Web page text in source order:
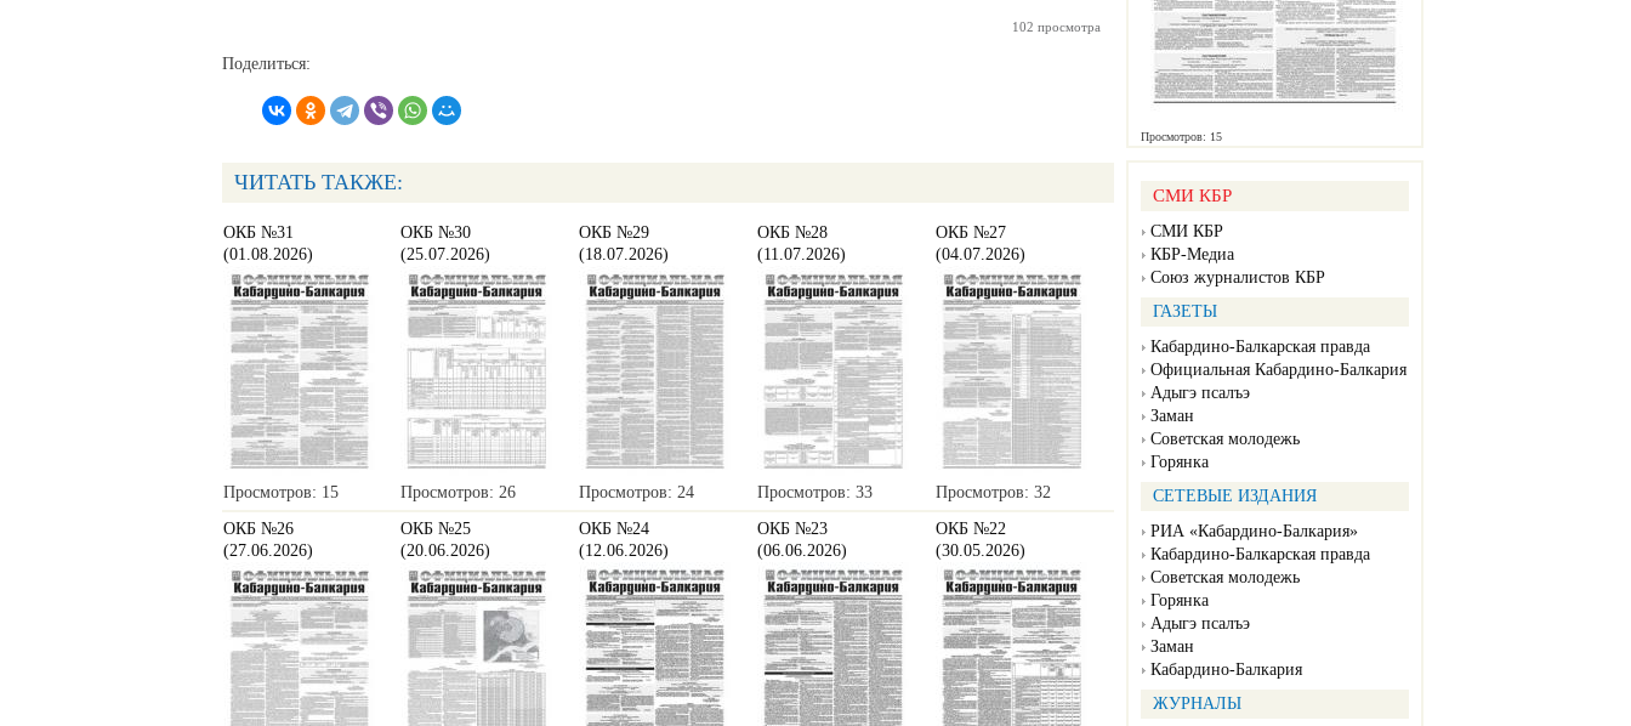
Просмотров: 15
СМИ КБР
СМИ КБР
КБР-Медиа
Союз журналистов КБР
ГАЗЕТЫ
Кабардино-Балкарская правда
Официальная Кабардино-Балкария
Адыгэ псалъэ
Заман
Советская молодежь
Горянка
СЕТЕВЫЕ ИЗДАНИЯ
РИА «Кабардино-Балкария»
Кабардино-Балкарская правда
Советская молодежь
Горянка
Адыгэ псалъэ
Заман
Кабардино-Балкария
ЖУРНАЛЫ
102 просмотра
Поделиться:
ЧИТАТЬ ТАКЖЕ:
ОКБ №31
(01.08.2026)
Просмотров: 15
ОКБ №30
(25.07.2026)
Просмотров: 26
ОКБ №29
(18.07.2026)
Просмотров: 24
ОКБ №28
(11.07.2026)
Просмотров: 33
ОКБ №27
(04.07.2026)
Просмотров: 32
ОКБ №26
(27.06.2026)
ОКБ №25
(20.06.2026)
ОКБ №24
(12.06.2026)
ОКБ №23
(06.06.2026)
ОКБ №22
(30.05.2026)